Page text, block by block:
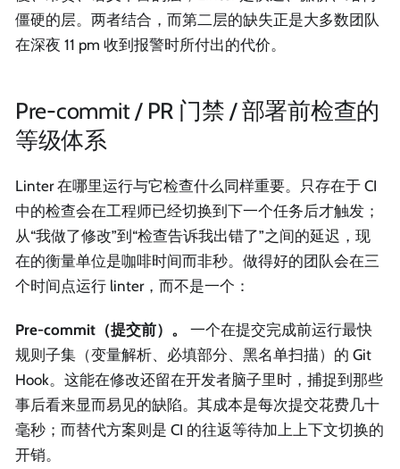
僵硬的层。两者结合，而第二层的缺失正是大多数团队
在深夜 11 pm 收到报警时所付出的代价。
Pre-commit / PR 门禁 / 部署前检查的
等级体系
Linter 在哪里运行与它检查什么同样重要。只存在于 CI
中的检查会在工程师已经切换到下一个任务后才触发；
从“我做了修改”到“检查告诉我出错了”之间的延迟，现
在的衡量单位是咖啡时间而非秒。做得好的团队会在三
个时间点运行 linter，而不是一个：
Pre-commit（提交前）。
一个在提交完成前运行最快
规则子集（变量解析、必填部分、黑名单扫描）的 Git
Hook。这能在修改还留在开发者脑子里时，捕捉到那些
事后看来显而易见的缺陷。其成本是每次提交花费几十
毫秒；而替代方案则是 CI 的往返等待加上上下文切换的
开销。